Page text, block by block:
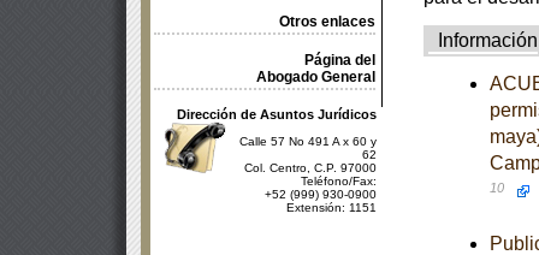
Otros enlaces
Página del
Abogado General
Dirección de Asuntos Jurídicos
Calle 57 No 491 A x 60 y
62
Col. Centro, C.P. 97000
Teléfono/Fax:
+52 (999) 930-0900
Extensión: 1151
Información
10